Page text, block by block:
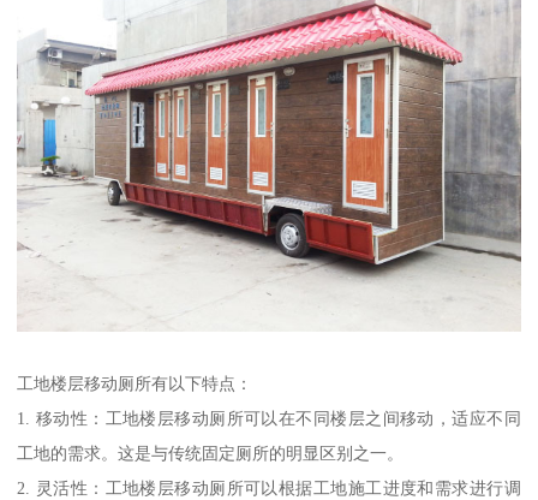
工地楼层移动厕所有以下特点：
1. 移动性：工地楼层移动厕所可以在不同楼层之间移动，适应不同
工地的需求。这是与传统固定厕所的明显区别之一。
2. 灵活性：工地楼层移动厕所可以根据工地施工进度和需求进行调